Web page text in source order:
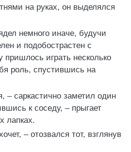
на руках, он выделялся
немного иначе, будучи
и подобострастен с
пришлось играть несколько
роль, спустившись на
– саркастично заметил один
к соседу, – прыгает
лапках.
– отозвался тот, взглянув